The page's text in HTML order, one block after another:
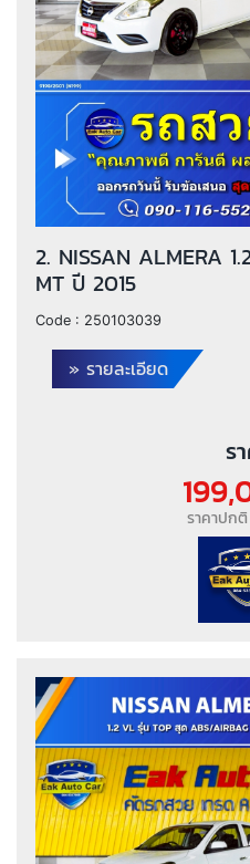
2. NISSAN ALMERA
MT ปี 2015
Code : 250103039
» รายละเอียด
ร
ราคาปก